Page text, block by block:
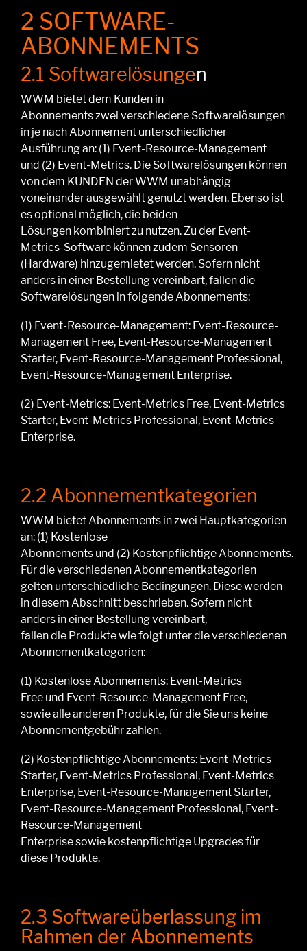
2 SOFTWARE-
ABONNEMENTS
2.1 Softwarelösungen
WWM bietet dem Kunden in
Abonnementszwei verschiedene Softwarelösungen
in je nach Abonnement unterschiedlicher
Ausführungan: (1) Event-Resource-Management
und (2) Event-Metrics. Die Softwarelösungen können
vondem KUNDEN der WWM unabhängig
voneinanderausgewählt genutzt werden. Ebenso ist
es optional möglich, die beiden
Lösungen kombiniertzu nutzen. Zu der Event-
Metrics-Software können zudem Sensoren
(Hardware) hinzugemietet werden. Sofern nicht
anders in einer Bestellung vereinbart, fallen die
Softwarelösungen in folgende Abonnements:
(1) Event-Resource-Management: Event-Resource-
Management Free, Event-Resource-Management
Starter, Event-Resource-Management Professional,
Event-Resource-Management Enterprise.
(2) Event-Metrics: Event-Metrics Free, Event-Metrics
Starter, Event-Metrics Professional, Event-Metrics
Enterprise.
2.2 Abonnementkategorien
WWM bietetAbonnements inzwei Hauptkategorien
an: (1) Kostenlose
Abonnements und (2) KostenpflichtigeAbonnements.
Für die verschiedenen Abonnementkategorien
gelten unterschiedliche Bedingungen. Diese werden
in diesem Abschnitt beschrieben. Sofern nicht
anders in einer Bestellung vereinbart,
fallendie Produkte wie folgt unter die verschiedenen
Abonnementkategorien:
(1) Kostenlose Abonnements: Event-Metrics
Free und Event-Resource-Management Free,
sowiealle anderen Produkte, für die Sie uns keine
Abonnementgebühr zahlen.
(2) KostenpflichtigeAbonnements: Event-Metrics
Starter, Event-Metrics Professional, Event-Metrics
Enterprise, Event-Resource-Management Starter,
Event-Resource-Management Professional, Event-
Resource-Management
Enterprisesowie kostenpflichtige Upgradesfür
diese Produkte.
2.3 Softwareüberlassung im
Rahmen der Abonnements